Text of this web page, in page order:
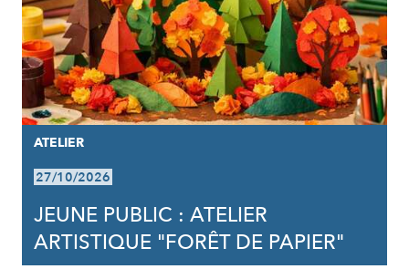
ATELIER
27/10/2026
JEUNE PUBLIC : ATELIER
ARTISTIQUE "FORÊT DE PAPIER"